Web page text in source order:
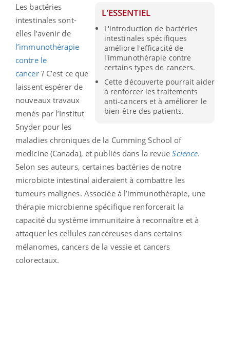
L'ESSENTIEL
L'introduction de bactéries
intestinales spécifiques
améliore l'efficacité de
l'immunothérapie contre
certains types de cancers.
Cette découverte pourrait aider
à renforcer les traitements
anti-cancers et à améliorer le
bien-être des patients.
Les bactéries
intestinales sont-
elles l’avenir de
l’immunothérapie
contre le
cancer? C’est ce que
laissent espérer de
nouveaux travaux
menés par l’Institut
Snyder pour les
maladies chroniques de la Cumming School of
medicine (Canada), et publiés dans la revueScience.
Selon ses auteurs, certaines bactéries de notre
microbiote intestinal aideraient à combattre les
tumeurs malignes. Associée à l’immunothérapie, une
thérapie microbienne spécifique renforcerait la
capacité du système immunitaire à reconnaître et à
attaquer les cellules cancéreuses dans certains
mélanomes, cancers de la vessie et cancers
colorectaux.